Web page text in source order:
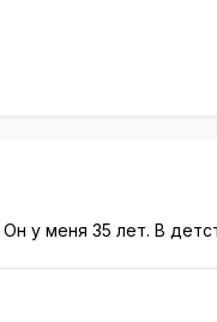
у меня 35 лет. В